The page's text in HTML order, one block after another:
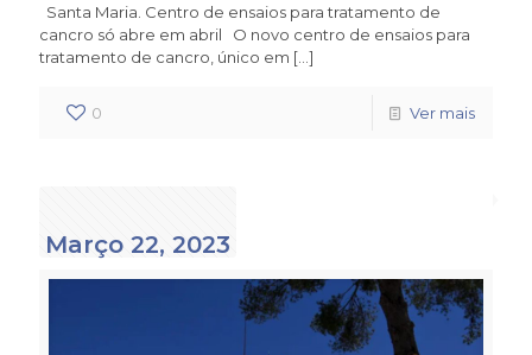
Santa Maria. Centro de ensaios para tratamento de
cancro só abre em abril O novo centro de ensaios para
tratamento de cancro, único em […]
0 Ver mais
Março 22, 2023